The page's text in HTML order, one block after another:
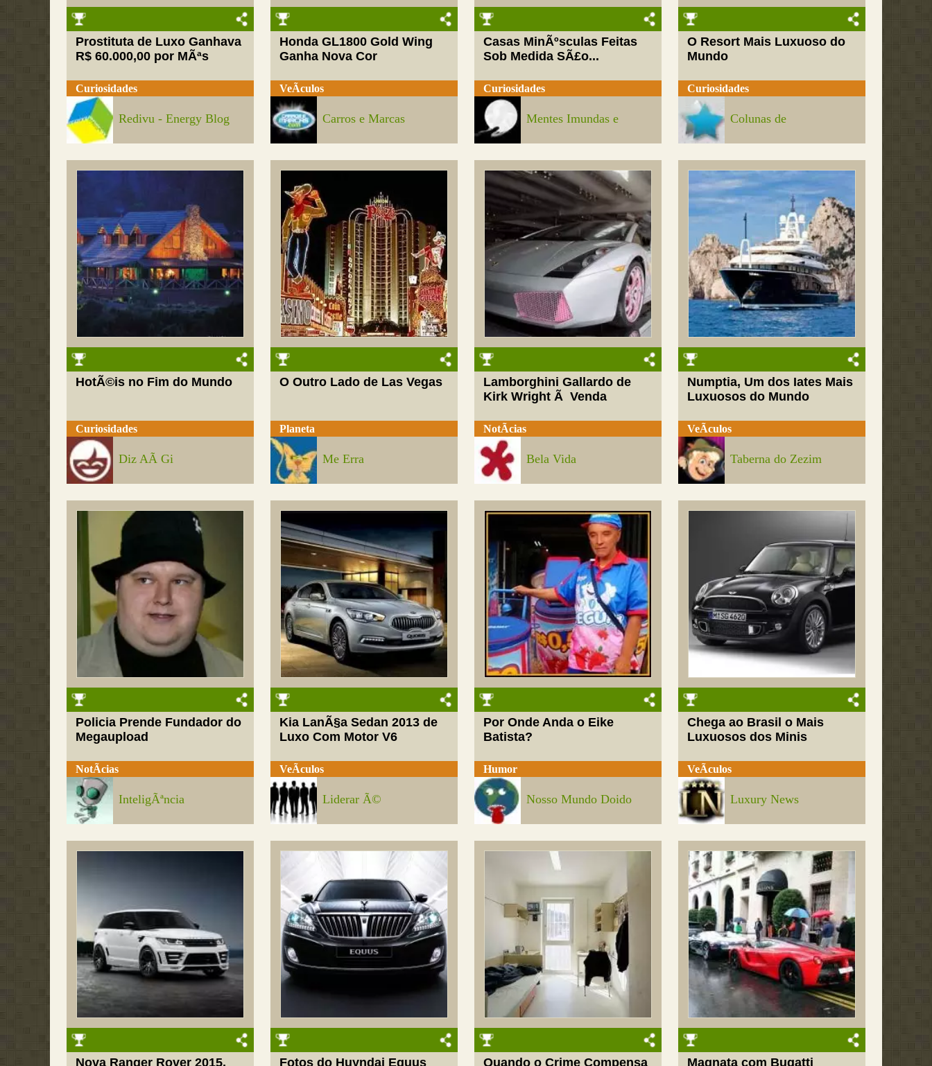
Prostituta de Luxo Ganhava
R$ 60.000,00 por MÃªs
Curiosidades
Redivu - Energy Blog
Honda GL1800 Gold Wing
Ganha Nova Cor
VeÃ­culos
Carros e Marcas
Casas MinÃºsculas Feitas
Sob Medida SÃ£o...
Curiosidades
Mentes Imundas e
O Resort Mais Luxuoso do
Mundo
Curiosidades
Colunas de
HotÃ©is no Fim do Mundo
Curiosidades
Diz AÃ­ Gi
O Outro Lado de Las Vegas
Planeta
Me Erra
Lamborghini Gallardo de
Kirk Wright Ã Venda
NotÃ­cias
Bela Vida
Numptia, Um dos Iates Mais
Luxuosos do Mundo
VeÃ­culos
Taberna do Zezim
Policia Prende Fundador do
Megaupload
NotÃ­cias
InteligÃªncia
Kia LanÃ§a Sedan 2013 de
Luxo Com Motor V6
VeÃ­culos
Liderar Ã©
Por Onde Anda o Eike
Batista?
Humor
Nosso Mundo Doido
Chega ao Brasil o Mais
Luxuosos dos Minis
VeÃ­culos
Luxury News
Nova Ranger Rover 2015, Fotos do Huyndai Equus Quando o Crime Compensa Magnata com Bugatti